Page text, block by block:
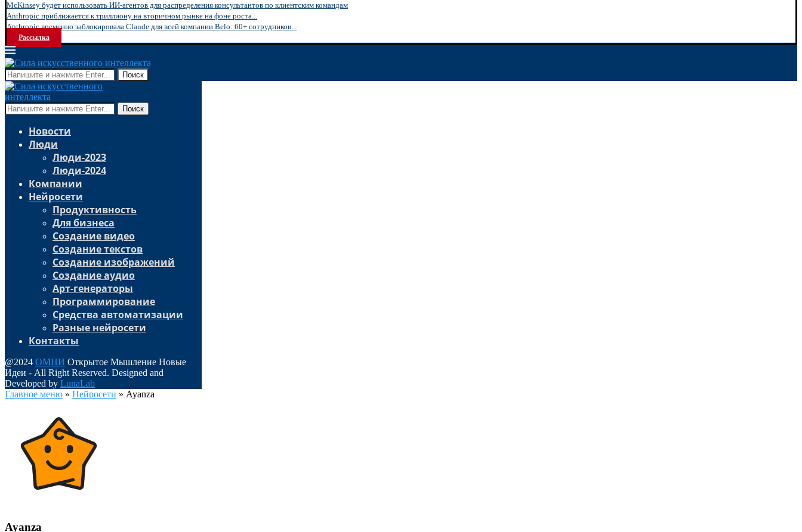
McKinsey будет использовать ИИ-агентов для распределения консультантов по клиентским командам
Anthropic приближается к триллиону на вторичном рынке на фоне роста...
Anthropic временно заблокировала Claude для всей компании Belo: 60+ сотрудников...
Рассылка
Поиск
Поиск
Новости
Люди
Люди-2023
Люди-2024
Компании
Нейросети
Продуктивность
Для бизнеса
Создание видео
Создание текстов
Создание изображений
Создание аудио
Арт-генераторы
Программирование
Средства автоматизации
Разные нейросети
Контакты
@2024 ОМНИ Открытое Мышление Новые
Идеи - All Right Reserved. Designed and
Developed by LunaLab
Главное меню » Нейросети » Ayanza
Ayanza